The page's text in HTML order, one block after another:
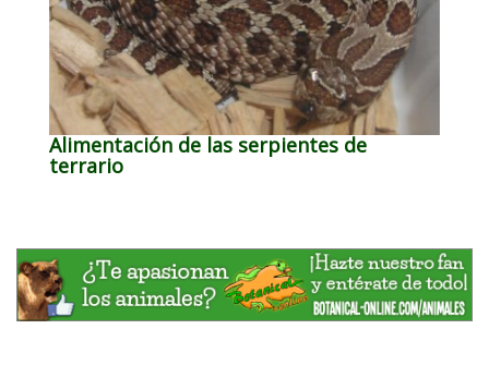
Alimentación de las serpientes de
terrario